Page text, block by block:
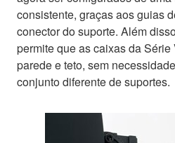
consistente, graças aos guias
conector do suporte. Além
permite que as caixas da
parede e teto, sem
conjunto diferente de suportes.